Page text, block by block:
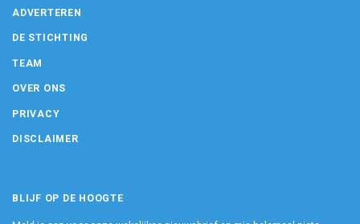
ADVERTEREN
DE STICHTING
TEAM
OVER ONS
PRIVACY
DISCLAIMER
BLIJF OP DE HOOGTE